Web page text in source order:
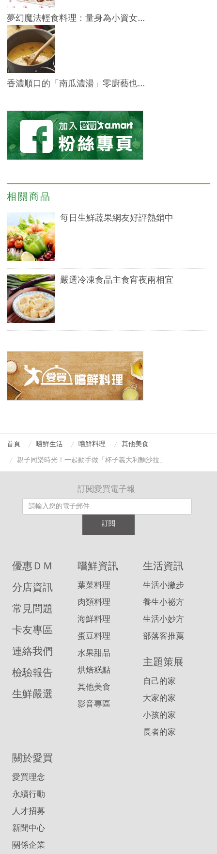
夢幻魔法輕食料理：量身為小資女...
香濃順口的「南瓜濃湯」零廚藝也...
相關商品
每日生鮮蔬果網友好評熱銷中
嚴選冷凍食品主食宵夜兩相宜
首頁 嚐鮮生活 嚐鮮料理
其他美食
親子同樂時光！一起動手做「杯子義大利麵沙拉」
訂閱愛買電子報
訂閱
優惠ＤＭ
分店資訊
常見問題
卡友專區
連絡我們
檢驗報告
生鮮嚴選
嚐鮮資訊
葉菜料理
肉類料理
海鮮料理
蛋豆料理
水果甜品
烘焙糕點
其他美食
影音專區
生活資訊
生活小撇步
養生小祕方
生活小妙方
部落客推薦
主題策展
自己的家
大家的家
小孩的家
長者的家
關於愛買
愛買理念
永續行動
人才招募
新聞中心
關係企業